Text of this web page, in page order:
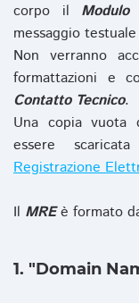
corpo il
messaggio
Non verranno
formattazioni e
Contatto Tecnico.
Una copia vuota
essere
Registrazione
Il MREè formato
1. "Domain